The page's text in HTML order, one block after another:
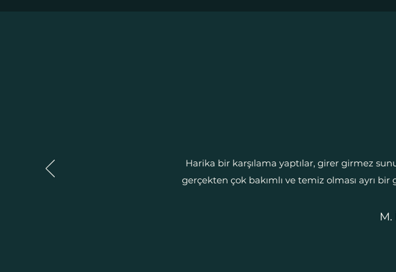
Harika bir karşılama yaptılar, girer girmez
gerçekten çok bakımlı ve temiz olması ayrı